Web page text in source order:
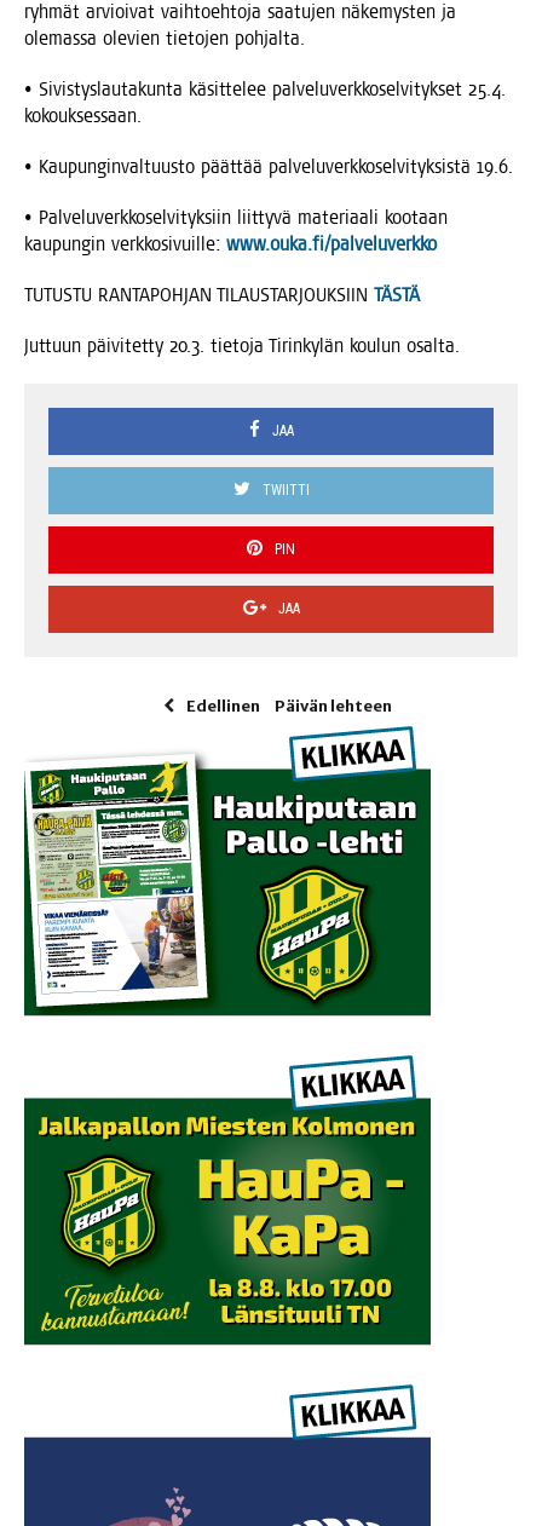
ryh­mät arvioi­vat vaih­toeh­to­ja saa­tu­jen näke­mys­ten ja
ole­mas­sa ole­vien tie­to­jen pohjalta.
• Sivis­tys­lau­ta­kun­ta käsit­te­lee pal­ve­lu­verk­ko­sel­vi­tyk­set 25.4.
kokouksessaan.
• Kau­pun­gin­val­tuus­to päät­tää pal­ve­lu­verk­ko­sel­vi­tyk­sis­tä 19.6.
• Pal­ve­lu­verk­ko­sel­vi­tyk­siin liit­ty­vä mate­ri­aa­li koo­taan
kau­pun­gin verk­ko­si­vuil­le: www.ouka.fi/palveluverkko
TUTUSTU RANTAPOHJAN TILAUSTARJOUKSIIN TÄSTÄ
Jut­tuun päi­vi­tet­ty 20.3. tie­to­ja Tirin­ky­län kou­lun osalta.
JAA
TWIITTI
PIN
JAA
Edellinen Päivän lehteen